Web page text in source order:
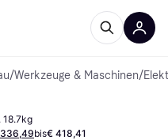
/Werkzeuge & Maschinen/
18.7kg
bis€ 418,41